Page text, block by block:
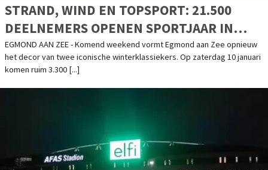
STRAND, WIND EN TOPSPORT: 21.500
DEELNEMERS OPENEN SPORTJAAR IN
EGMOND AAN ZEE
EGMOND AAN ZEE - Komend weekend vormt Egmond aan Zee opnieuw
het decor van twee iconische winterklassiekers. Op zaterdag 10 januari
komen ruim 3.300 [...]